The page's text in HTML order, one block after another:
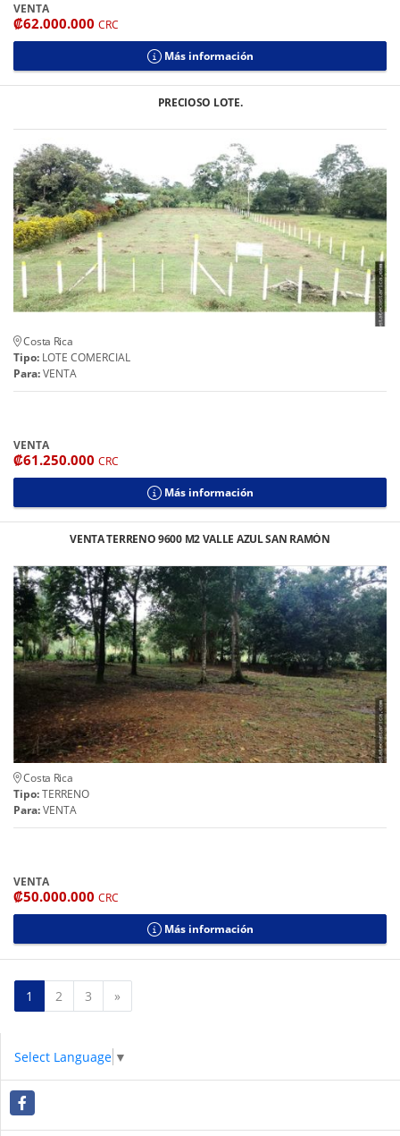
VENTA
₡62.000.000 CRC
Más información
PRECIOSO LOTE.
Costa Rica
Tipo: LOTE COMERCIAL
Para:VENTA
VENTA
₡61.250.000 CRC
Más información
VENTA TERRENO 9600 M2 VALLE AZUL SAN RAMÓN
Costa Rica
Tipo:TERRENO
Para:VENTA
VENTA
₡50.000.000 CRC
Más información
1 2 3 »
Select Language ▼
Facebook